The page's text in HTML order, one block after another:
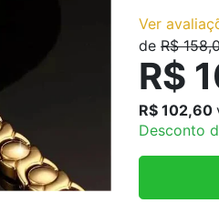
Ver
de R$
R$
R$ 102,60
Desconto